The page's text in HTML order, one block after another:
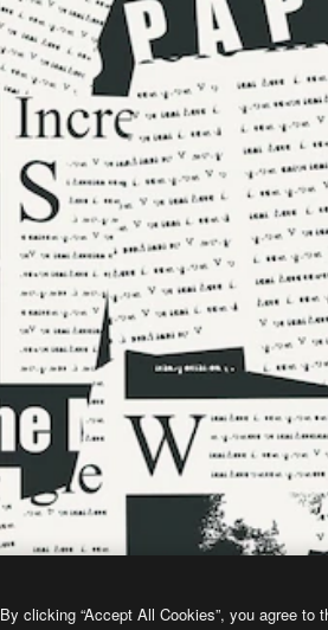
By clicking “Accept All Cookies”, you agree